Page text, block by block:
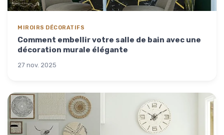
MIROIRS DÉCORATIFS
Comment embellir votre salle de bain avec une
décoration murale élégante
27 nov. 2025